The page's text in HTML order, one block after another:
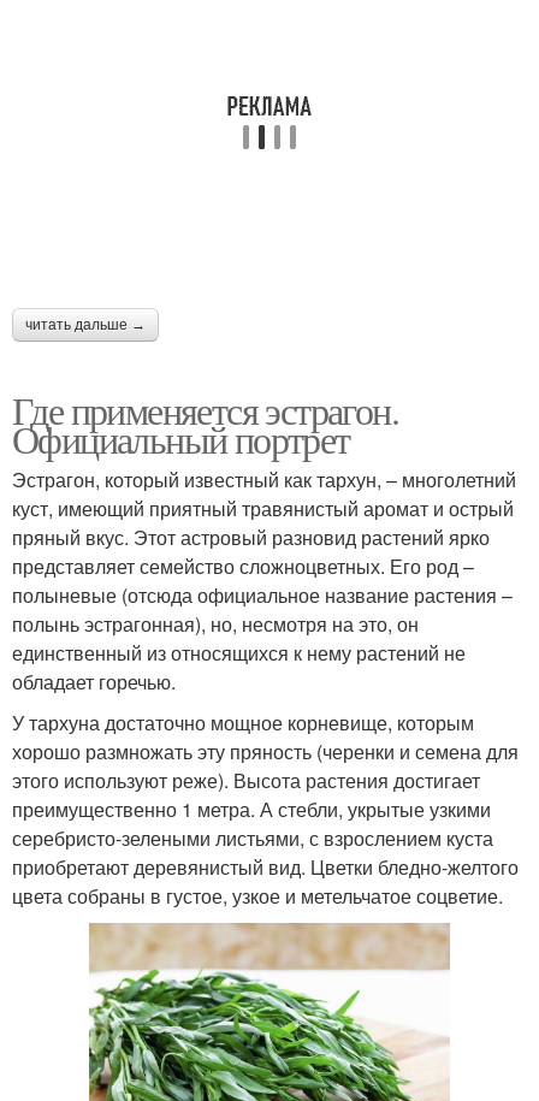
читать дальше →
Где применяется эстрагон.
Официальный портрет
Эстрагон, который известный как тархун, – многолетний
куст, имеющий приятный травянистый аромат и острый
пряный вкус. Этот астровый разновид растений ярко
представляет семейство сложноцветных. Его род –
полыневые (отсюда официальное название растения –
полынь эстрагонная), но, несмотря на это, он
единственный из относящихся к нему растений не
обладает горечью.
У тархуна достаточно мощное корневище, которым
хорошо размножать эту пряность (черенки и семена для
этого используют реже). Высота растения достигает
преимущественно 1 метра. А стебли, укрытые узкими
серебристо-зелеными листьями, с взрослением куста
приобретают деревянистый вид. Цветки бледно-желтого
цвета собраны в густое, узкое и метельчатое соцветие.